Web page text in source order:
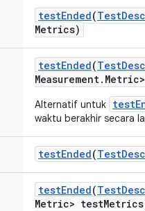
testEnded(Test
Metrics)
testEnded(Test
Measurement.
Alternatif untuk
waktu berakhir secara
testEnded(Test
testEnded(Test
Metric> test